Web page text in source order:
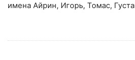
имена Айрин, Игорь, Томас,